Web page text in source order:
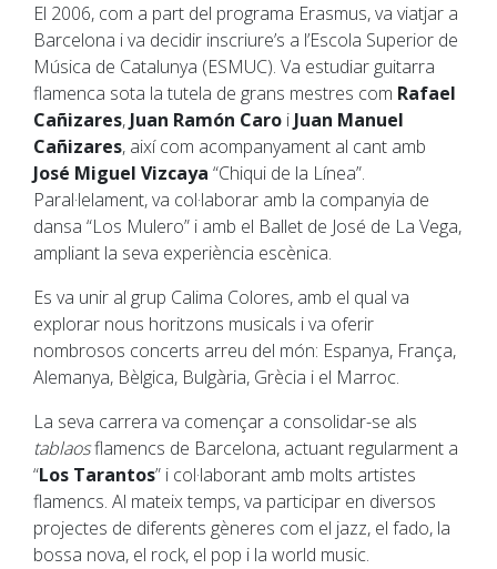
El 2006, com a part del programa Erasmus, va viatjar a
Barcelona i va decidir inscriure’s a l’Escola Superior de
Música de Catalunya (ESMUC). Va estudiar guitarra
flamenca sota la tutela de grans mestres com Rafael
Cañizares, Juan Ramón Caro i Juan Manuel
Cañizares, així com acompanyament al cant amb
José Miguel Vizcaya “Chiqui de la Línea”.
Paral·lelament, va col·laborar amb la companyia de
dansa “Los Mulero” i amb el Ballet de José de La Vega,
ampliant la seva experiència escènica.
Es va unir al grup Calima Colores, amb el qual va
explorar nous horitzons musicals i va oferir
nombrosos concerts arreu del món: Espanya, França,
Alemanya, Bèlgica, Bulgària, Grècia i el Marroc.
La seva carrera va començar a consolidar-se als
tablaosflamencs de Barcelona, actuant regularment a
“Los Tarantos” i col·laborant amb molts artistes
flamencs. Al mateix temps, va participar en diversos
projectes de diferents gèneres com el jazz, el fado, la
bossa nova, el rock, el pop i la world music.